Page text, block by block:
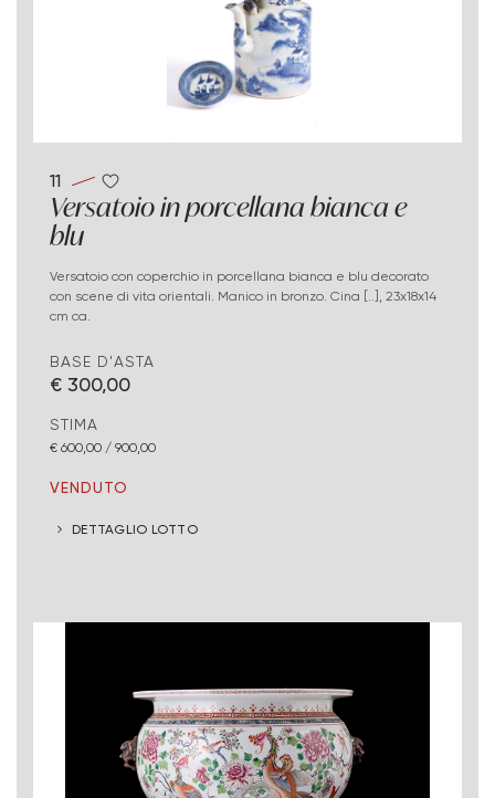
11
Versatoio in porcellana bianca e
blu
Versatoio con coperchio in porcellana bianca e blu decorato
con scene di vita orientali. Manico in bronzo. Cina [..], 23x18x14
cm ca.
BASE D'ASTA
€ 300,00
STIMA
€ 600,00 / 900,00
VENDUTO
DETTAGLIO LOTTO